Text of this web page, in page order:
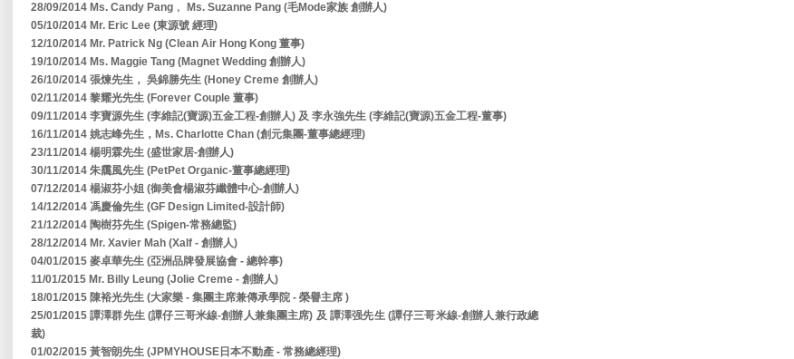
28/09/2014 Ms. Candy Pang﹐ Ms. Suzanne Pang (毛Mode家族 創辦人)
05/10/2014 Mr. Eric Lee (東源號 經理)
12/10/2014 Mr. Patrick Ng (Clean Air Hong Kong 董事)
19/10/2014 Ms. Maggie Tang (Magnet Wedding 創辦人)
26/10/2014 張煉先生， 吳錦勝先生 (Honey Creme 創辦人)
02/11/2014 黎耀光先生 (Forever Couple 董事)
09/11/2014 李寶源先生 (李維記(寶源)五金工程-創辦人) 及 李永強先生 (李維記(寶源)五金工程-董事)
16/11/2014 姚志峰先生，Ms. Charlotte Chan (創元集團-董事總經理)
23/11/2014 楊明霖先生 (盛世家居-創辦人)
30/11/2014 朱靄風先生 (PetPet Organic-董事總經理)
07/12/2014 楊淑芬小姐 (御美會楊淑芬纖體中心-創辦人)
14/12/2014 馮慶倫先生 (GF Design Limited-設計師)
21/12/2014 陶樹芬先生 (Spigen-常務總監)
28/12/2014 Mr. Xavier Mah (Xalf - 創辦人)
04/01/2015 麥卓華先生 (亞洲品牌發展協會 - 總幹事)
11/01/2015 Mr. Billy Leung (Jolie Creme - 創辦人)
18/01/2015 陳裕光先生 (大家樂 - 集團主席兼傳承學院 - 榮譽主席 )
25/01/2015 譚澤群先生 (譚仔三哥米線-創辦人兼集團主席) 及 譚澤强先生 (譚仔三哥米線-創辦人兼行政總
裁)
01/02/2015 黃智朗先生 (JPMYHOUSE日本不動產 - 常務總經理)